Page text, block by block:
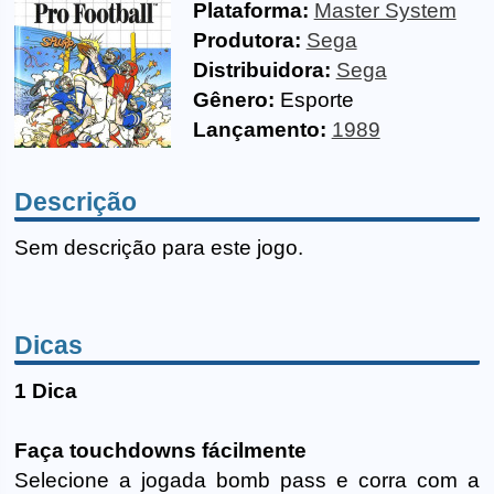
Plataforma: Master System
Produtora: Sega
Distribuidora: Sega
Gênero: Esporte
Lançamento: 1989
Descrição
Sem descrição para este jogo.
Dicas
1 Dica
Faça touchdowns fácilmente
Selecione a jogada bomb pass e corra com a